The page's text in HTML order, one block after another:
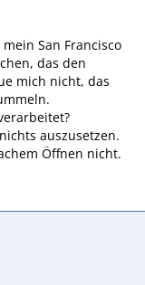
San Francisco
das den
mich nicht, das
auszusetzen.
Öffnen nicht.